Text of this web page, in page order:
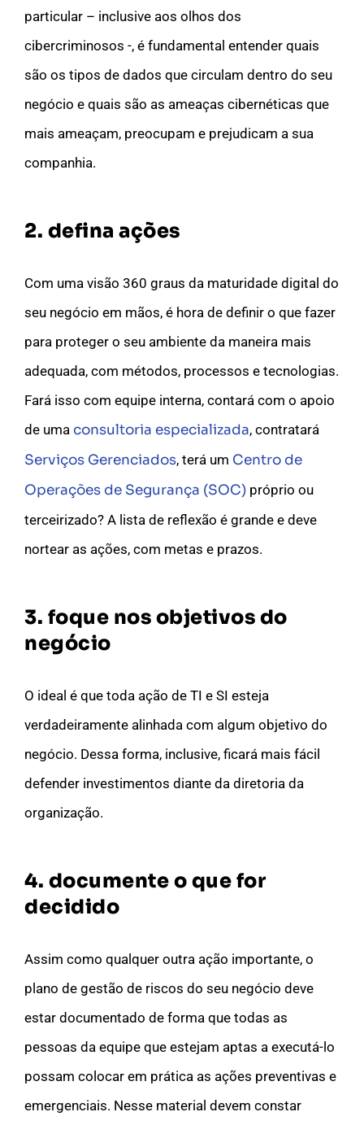
particular – inclusive aos olhos dos
cibercriminosos -, é fundamental entender quais
são os tipos de dados que circulam dentro do seu
negócio e quais são as ameaças cibernéticas que
mais ameaçam, preocupam e prejudicam a sua
companhia.
2. defina ações
Com uma visão 360 graus da maturidade digital do
seu negócio em mãos, é hora de definir o que fazer
para proteger o seu ambiente da maneira mais
adequada, com métodos, processos e tecnologias.
Fará isso com equipe interna, contará com o apoio
de uma consultoria especializada, contratará
Serviços Gerenciados, terá um Centro de
Operações de Segurança (SOC) próprio ou
terceirizado? A lista de reflexão é grande e deve
nortear as ações, com metas e prazos.
3. foque nos objetivos do
negócio
O ideal é que toda ação de TI e SI esteja
verdadeiramente alinhada com algum objetivo do
negócio. Dessa forma, inclusive, ficará mais fácil
defender investimentos diante da diretoria da
organização.
4. documente o que for
decidido
Assim como qualquer outra ação importante, o
plano de gestão de riscos do seu negócio deve
estar documentado de forma que todas as
pessoas da equipe que estejam aptas a executá-lo
possam colocar em prática as ações preventivas e
emergenciais. Nesse material devem constar